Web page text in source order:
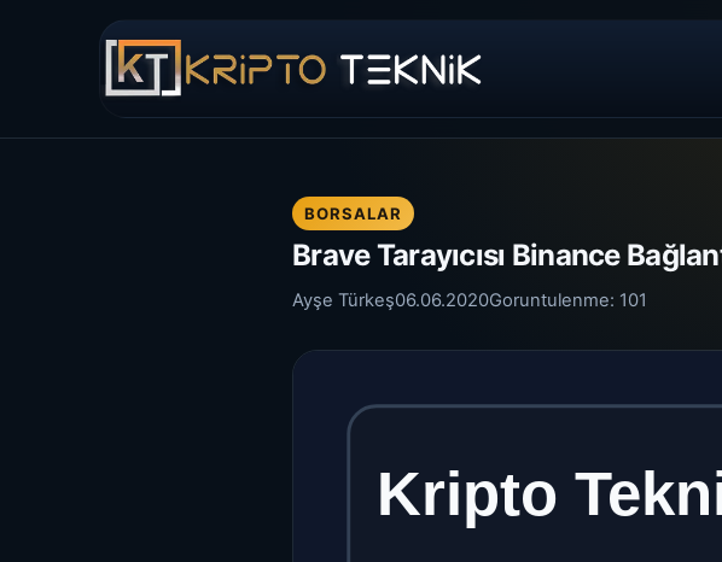
BORSALAR
Brave Tarayıcısı Binance
Ayşe Türkeş06.06.2020Goruntulenme: 101